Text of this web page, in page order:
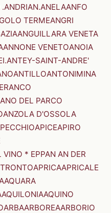
ANELAANFO
TERMEANGRI
ANGUILLARA VENETA
ANNONE VENETOANOIA
ANTEY-SAINT-ANDRE'
ANTILLOANTONIMINA
DEL PARCO
ANZOLA D'OSSOLA
APICEAPIRO
* EPPAN AN DER
APRICAAPRICALE
AQUARA
AQUILONIAAQUINO
ARBAARBOREAARBORIO